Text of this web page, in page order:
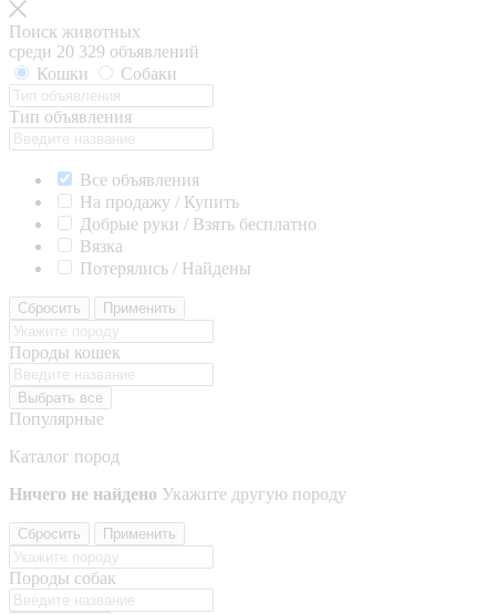
Поиск животных
среди 20 329 объявлений
Кошки
Собаки
Тип объявления
Все объявления
На продажу / Купить
Добрые руки / Взять бесплатно
Вязка
Потерялись / Найдены
Сбросить Применить
Породы кошек
Выбрать все
Популярные
Каталог пород
Ничего не найдено Укажите другую породу
Сбросить Применить
Породы собак